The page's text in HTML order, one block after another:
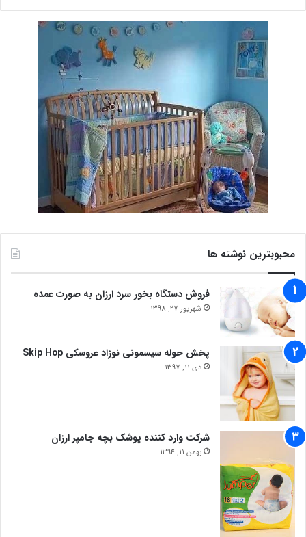
محبوبترین نوشته ها
فروش دستگاه بخور سرد ارزان به صورت عمده
شهریور 27, 1398
پخش حوله سیسمونی نوزاد عروسکی Skip Hop
دی 11, 1397
شرکت وارد کننده پوشک بچه جامپر ارزان
بهمن 11, 1394